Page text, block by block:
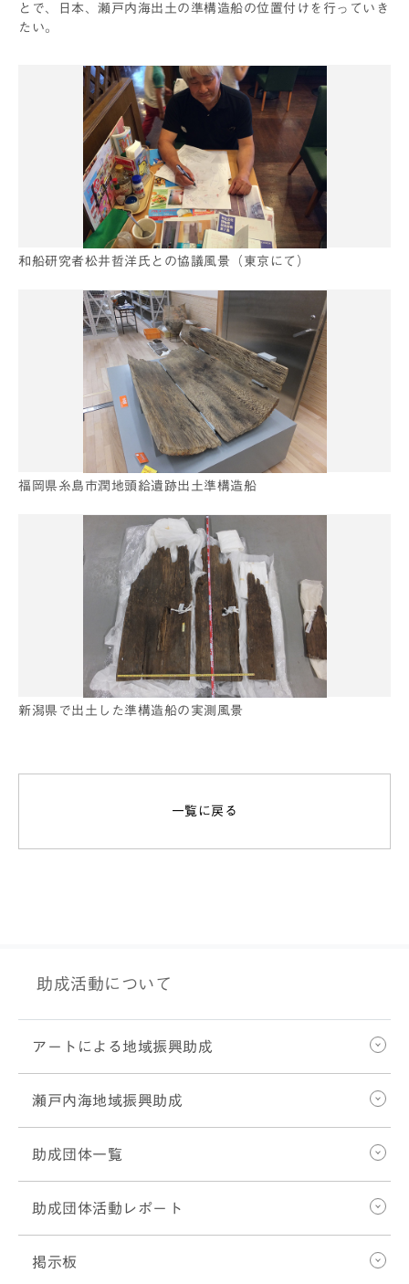
とで、日本、瀬戸内海出土の準構造船の位置付けを行っていき
たい。
和船研究者松井哲洋氏との協議風景（東京にて）
福岡県糸島市潤地頭給遺跡出土準構造船
新潟県で出土した準構造船の実測風景
一覧に戻る
助成活動について
アートによる地域振興助成
瀬戸内海地域振興助成
助成団体一覧
助成団体活動レポート
掲示板